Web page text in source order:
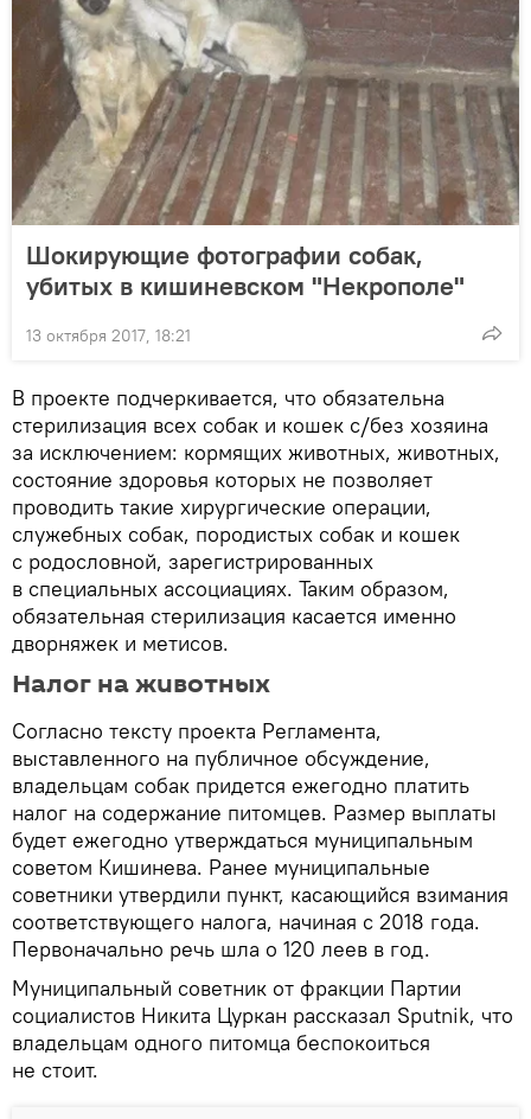
Шокирующие фотографии собак,
убитых в кишиневском "Некрополе"
13 октября 2017, 18:21
В проекте подчеркивается, что обязательна
стерилизация всех собак и кошек с/без хозяина
за исключением: кормящих животных, животных,
состояние здоровья которых не позволяет
проводить такие хирургические операции,
служебных собак, породистых собак и кошек
с родословной, зарегистрированных
в специальных ассоциациях. Таким образом,
обязательная стерилизация касается именно
дворняжек и метисов.
Налог на животных
Согласно тексту проекта Регламента,
выставленного на публичное обсуждение,
владельцам собак придется ежегодно платить
налог на содержание питомцев. Размер выплаты
будет ежегодно утверждаться муниципальным
советом Кишинева. Ранее муниципальные
советники утвердили пункт, касающийся взимания
соответствующего налога, начиная с 2018 года.
Первоначально речь шла о 120 леев в год.
Муниципальный советник от фракции Партии
социалистов Никита Цуркан рассказал Sputnik, что
владельцам одного питомца беспокоиться
не стоит.